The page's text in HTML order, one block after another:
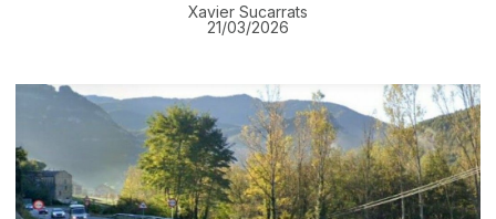
Xavier Sucarrats
21/03/2026